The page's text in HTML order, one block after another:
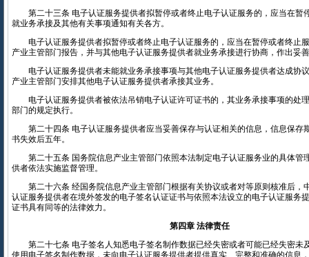
第二十三条 电子认证服务提供者拟暂停或者终止电子认证服务的，应当在暂
就业务承接及其他有关事项通知有关各方。
电子认证服务提供者拟暂停或者终止电子认证服务的，应当在暂停或者终止
产业主管部门报告，并与其他电子认证服务提供者就业务承接进行协商，作出妥
电子认证服务提供者未能就业务承接事项与其他电子认证服务提供者达成协
产业主管部门安排其他电子认证服务提供者承接其业务。
电子认证服务提供者被依法吊销电子认证许可证书的，其业务承接事项的处
部门的规定执行。
第二十四条 电子认证服务提供者应当妥善保存与认证相关的信息，信息保存
书失效后五年。
第二十五条 国务院信息产业主管部门依照本法制定电子认证服务业的具体管
供者依法实施监督管理。
第二十六条 经国务院信息产业主管部门根据有关协议或者对等原则核准后，
认证服务提供者在境外签发的电子签名认证证书与依照本法设立的电子认证服务
证书具有同等的法律效力。
第四章 法律责任
第二十七条 电子签名人知悉电子签名制作数据已经失密或者可能已经失密未
使用电子签名制作数据，未向电子认证服务提供者提供真实、完整和准确的信息